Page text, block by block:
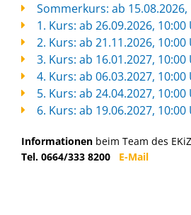
Sommerkurs: ab
1. Kurs: ab 26.09.2026, 10:00
2. Kurs: ab 21.11.2026, 10:00
3. Kurs: ab 16.01.2027, 10:00
4. Kurs: ab 06.03.2027, 10:00
5. Kurs: ab 24.04.2027, 10:00
6. Kurs: ab 19.06.2027, 10:00
Informationen beim Team des
Tel. 0664/333 8200 E-Mail